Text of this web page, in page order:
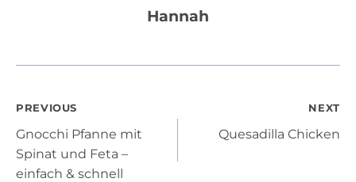
Hannah
Post
navigation
PREVIOUS
Gnocchi Pfanne mit
Spinat und Feta –
einfach & schnell
NEXT
Quesadilla Chicken